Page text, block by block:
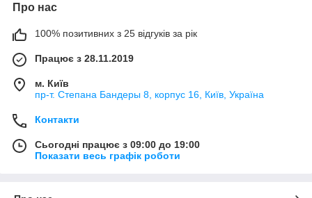
Про нас
100% позитивних з 25 відгуків за рік
Працює з 28.11.2019
м. Київ
пр-т. Степана Бандеры 8, корпус 16, Київ, Україна
Контакти
Сьогодні працює з 09:00 до 19:00
Показати весь графік роботи